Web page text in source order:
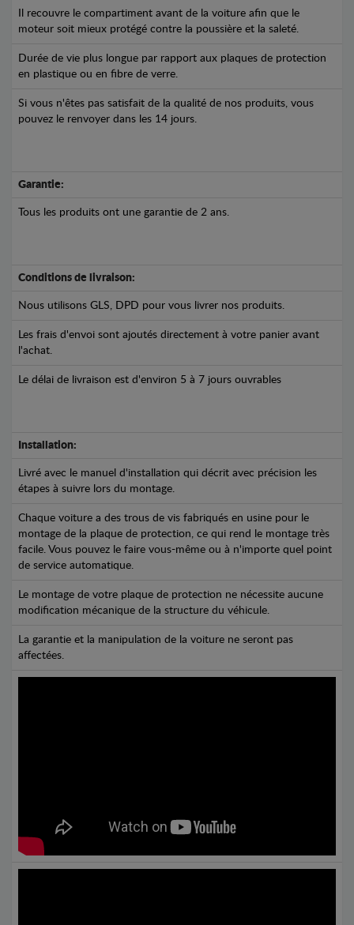
Il recouvre le compartiment avant de la voiture afin que le
moteur soit mieux protégé contre la poussière et la saleté.
Durée de vie plus longue par rapport aux plaques de protection
en plastique ou en fibre de verre.
Si vous n'êtes pas satisfait de la qualité de nos produits, vous
pouvez le renvoyer dans les 14 jours.
Garantie:
Tous les produits ont une garantie de 2 ans.
Conditions de livraison:
Nous utilisons GLS, DPD pour vous livrer nos produits.
Les frais d'envoi sont ajoutés directement à votre panier avant
l'achat.
Le délai de livraison est d'environ 5 à 7 jours ouvrables
Installation:
Livré avec le manuel d'installation qui décrit avec précision les
étapes à suivre lors du montage.
Chaque voiture a des trous de vis fabriqués en usine pour le
montage de la plaque de protection, ce qui rend le montage très
facile. Vous pouvez le faire vous-même ou à n'importe quel point
de service automatique.
Le montage de votre plaque de protection ne nécessite aucune
modification mécanique de la structure du véhicule.
La garantie et la manipulation de la voiture ne seront pas
affectées.